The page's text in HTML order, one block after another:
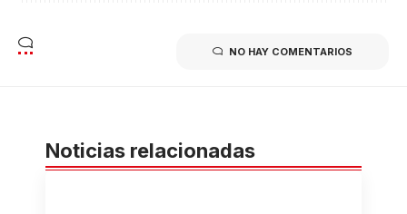
NO HAY COMENTARIOS
Noticias relacionadas